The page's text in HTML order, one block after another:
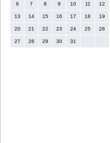
6 7 8 9 10 11 12
13 14 15 16 17 18 19
20 21 22 23 24 25 26
27 28 29 30 31